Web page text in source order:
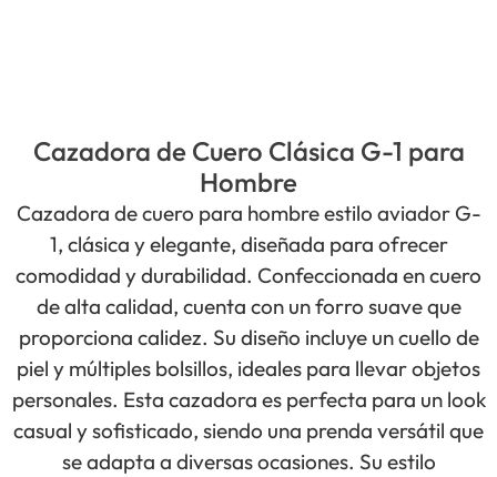
Cazadora de Cuero Clásica G-1 para
Hombre
Cazadora de cuero para hombre estilo aviador G-
1, clásica y elegante, diseñada para ofrecer
comodidad y durabilidad. Confeccionada en cuero
de alta calidad, cuenta con un forro suave que
proporciona calidez. Su diseño incluye un cuello de
piel y múltiples bolsillos, ideales para llevar objetos
personales. Esta cazadora es perfecta para un look
casual y sofisticado, siendo una prenda versátil que
se adapta a diversas ocasiones. Su estilo